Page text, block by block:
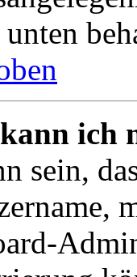
ich
sein,